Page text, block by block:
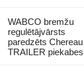
WABCO bremžu
regulētājvārsts
paredzēts Chereau
TRAILER piekabes